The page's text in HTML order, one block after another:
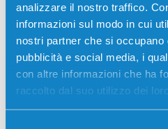
analizzare il nostro traffico.
informazioni sul modo in cui
nostri partner che si occupano
pubblicità e social media, i
con altre informazioni che ha
raccolto dal suo utilizzo dei
giorni ore
Più acquisti, più risparmi:
visualizzare